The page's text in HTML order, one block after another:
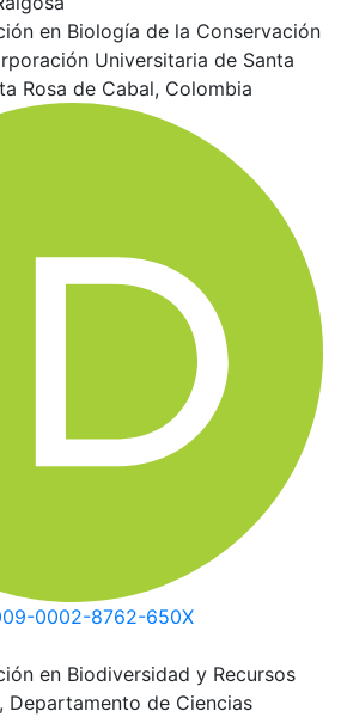
en Biología de la Conservación
Universitaria de Santa
Rosa de Cabal, Colombia
0002-8762-650X
en Biodiversidad y Recursos
Departamento de Ciencias